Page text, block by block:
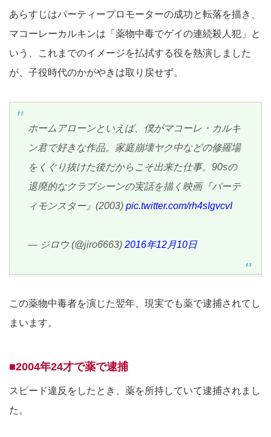
あらすじはパーティープロモーターの成功と転落を描き、
マコーレーカルキンは「薬物中毒でゲイの連続殺人犯」と
いう、これまでのイメージを払拭する役を熱演しました
が、子役時代のかがやきは取り戻せず。
ホームアローンといえば、僕がマコーレ・カルキ
ン君で好きな作品。家庭崩壊ヤク中などの修羅場
をくぐり抜けた後だからこそ出来た仕事。90sの
退廃的なクラブシーンの実話を描く映画『パーテ
ィモンスター』(2003) pic.twitter.com/rh4sIgvcvI
— ジロウ (@jiro6663) 2016年12月10日
この薬物中毒者を演じた翌年、現実でも薬で逮捕されてし
まいます。
■2004年24才で薬で逮捕
スピード違反をしたとき、薬を所持していて逮捕されまし
た。